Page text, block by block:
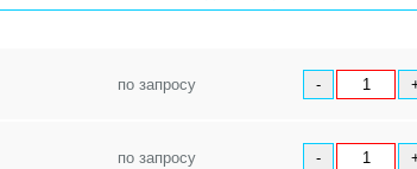
по запросу -
по запросу -